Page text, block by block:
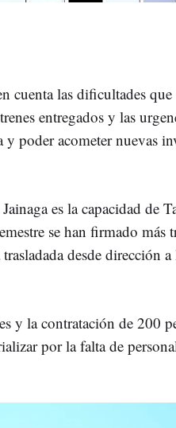
las dificultades que
entregados y las
y poder acometer nuevas
es la capacidad de
se han firmado más
desde dirección a
y la contratación de 200
por la falta de